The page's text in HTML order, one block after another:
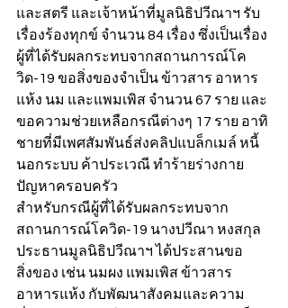
และสตรี และเจ้าหน้าที่มูลนิธิปวีณาฯ รับ
เรื่องร้องทุกข์ จำนวน 84 เรื่อง ซึ่งเป็นเรื่อง
ผู้ที่ได้รับผลกระทบจากสถานการณ์โค
วิด-19 ขอสิ่งของจำเป็น ข้าวสาร อาหาร
แห้ง นม และแพมเพิส จำนวน 67 ราย และ
ขอความช่วยเหลือกรณีต่างๆ 17 ราย อาทิ
ชายที่มีเพศสัมพันธ์ส่งคลิปแบล็กเมล์ หนี้
นอกระบบ ค้าประเวณี ทำร้ายร่างกาย
ปัญหาครอบครัว
สำหรับกรณีผู้ที่ได้รับผลกระทบจาก
สถานการณ์โควิด-19 นางปวีณา หงสกุล
ประธานมูลนิธิปวีณาฯ ได้ประสานขอ
สิ่งของ เช่น นมผง แพมเพิส ข้าวสาร
อาหารแห้ง กับพัฒนาสังคมและความ